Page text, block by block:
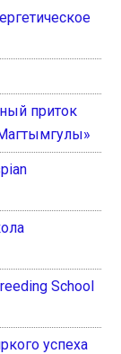
приток
School
успеха